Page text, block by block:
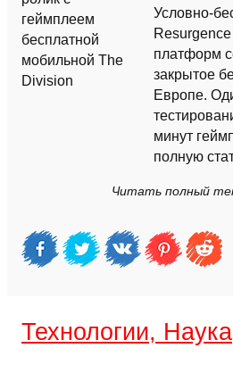
Условно-
платформ
закрытое
Европе.
минут
полную
Читать полный
Технологии, Наука